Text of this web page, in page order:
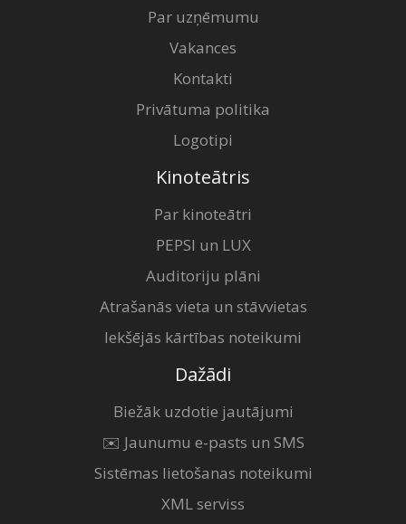
Par uzņēmumu
Vakances
Kontakti
Privātuma politika
Logotipi
Kinoteātris
Par kinoteātri
PEPSI un LUX
Auditoriju plāni
Atrašanās vieta un stāvvietas
Iekšējās kārtības noteikumi
Dažādi
Biežāk uzdotie jautājumi
✉️ Jaunumu e-pasts un SMS
Sistēmas lietošanas noteikumi
XML serviss